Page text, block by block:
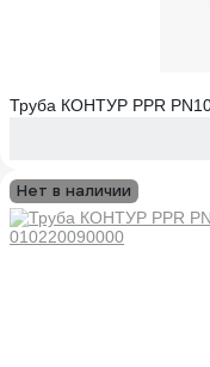
Труба КОНТУР PPR
Нет в наличии